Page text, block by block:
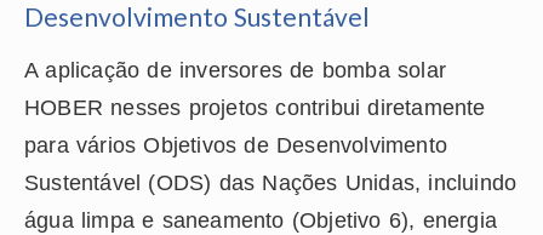
Desenvolvimento Sustentável
A aplicação de inversores de bomba solar
HOBER nesses projetos contribui diretamente
para vários Objetivos de Desenvolvimento
Sustentável (ODS) das Nações Unidas, incluindo
água limpa e saneamento (Objetivo 6), energia